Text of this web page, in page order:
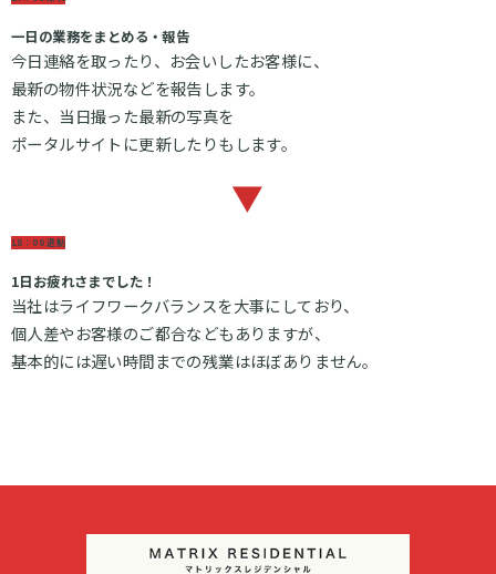
一日の業務をまとめる・報告
今日連絡を取ったり、お会いしたお客様に、
最新の物件状況などを報告します。
また、当日撮った最新の写真を
ポータルサイトに更新したりもします。
▼
18：00 退勤
1日お疲れさまでした！
当社はライフワークバランスを大事にしており、
個人差やお客様のご都合などもありますが、
基本的には遅い時間までの残業はほぼありません。